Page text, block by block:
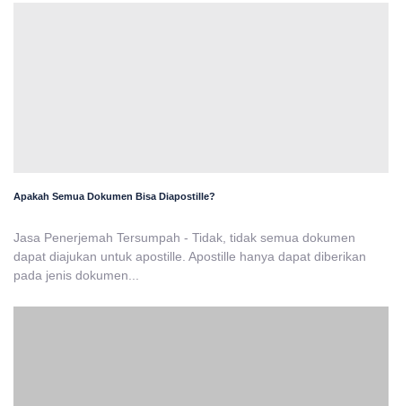
Apakah Semua Dokumen Bisa Diapostille?
Jasa Penerjemah Tersumpah - Tidak, tidak semua dokumen
dapat diajukan untuk apostille. Apostille hanya dapat diberikan
pada jenis dokumen...